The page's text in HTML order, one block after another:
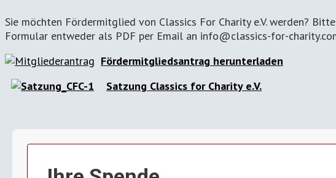
Sie möchten Fördermitglied von Classics For Charity e.V. werden?
Formular entweder als PDF per Email an info@classics-for-
Fördermitgliedsantrag herunterladen
Satzung Classics for Charity e.V.